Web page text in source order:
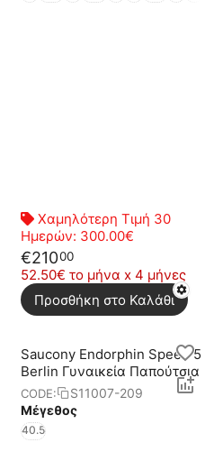
Χαμηλότερη Τιμή 30
Ημερών: 300.00€
€21000
52.50€ το μήνα x 4 μήνες
Προσθήκη στο Καλάθι
Saucony Endorphin Speed 5
Berlin Γυναικεία Παπούτσια
CODE:
S11007-209
Μέγεθος
40.5